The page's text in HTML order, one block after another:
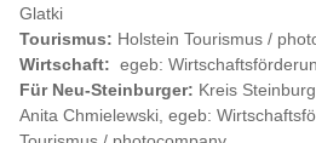
Glatki
Tourismus: Holstein Tourismus /
Wirtschaft: egeb:
Für Neu-Steinburger: Kreis
Anita Chmielewski, egeb: